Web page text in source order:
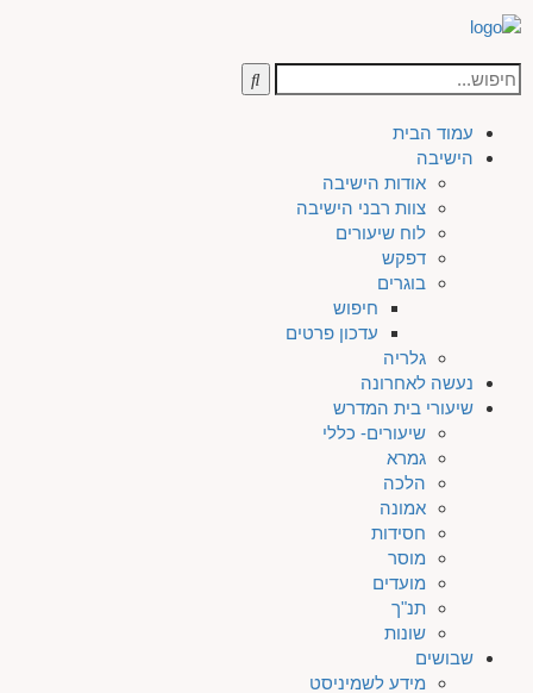
עמוד הבית
הישיבה
אודות הישיבה
צוות רבני הישיבה
לוח שיעורים
דפקש
בוגרים
חיפוש
עדכון פרטים
גלריה
נעשה לאחרונה
שיעורי בית המדרש
שיעורים- כללי
גמרא
הלכה
אמונה
חסידות
מוסר
מועדים
תנ"ך
שונות
שבושים
מידע לשמיניסט